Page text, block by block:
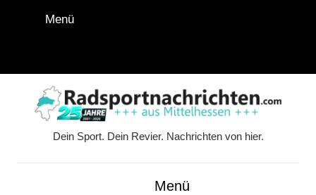
Feed
Menü
Dein Sport. Dein Revier. Nachrichten von hier.
Menü